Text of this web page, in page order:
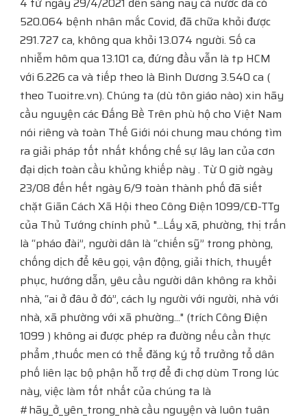
520.064 bệnh nhân mắc Covid, đã chữa khỏi được
291.727 ca, không qua khỏi 13.074 người. Số ca
nhiễm hôm qua 13.101 ca, đứng đầu vẫn là tp HCM
với 6.226 ca và tiếp theo là Bình Dương 3.540 ca (
theo Tuoitre.vn). Chúng ta (dù tôn giáo nào) xin hãy
cầu nguyện các Đấng Bề Trên phù hộ cho Việt Nam
nói riêng và toàn Thế Giới nói chung mau chóng tìm
ra giải pháp tốt nhất khống chế sự lây lan của cơn
đại dịch toàn cầu khủng khiếp này . Từ 0 giờ ngày
23/08 đến hết ngày 6/9 toàn thành phố đã siết
chặt Giãn Cách Xã Hội theo Công Điện 1099/CĐ-TTg
của Thủ Tướng chính phủ "...Lấy xã, phường, thị trấn
là “pháo đài”, người dân là “chiến sỹ” trong phòng,
chống dịch để kêu gọi, vận động, giải thích, thuyết
phục, hướng dẫn, yêu cầu người dân không ra khỏi
nhà, “ai ở đâu ở đó”, cách ly người với người, nhà với
nhà, xã phường với xã phường..." (trích Công Điện
1099 ) không ai được phép ra đường nếu cần thực
phẩm ,thuốc men có thể đăng ký tổ trưởng tổ dân
phố liên lạc bộ phận hỗ trợ để đi chợ dùm Trong lúc
này, việc làm tốt nhất của chúng ta là
#hãy_ở_yên_trong_nhà cầu nguyện và luôn tuân